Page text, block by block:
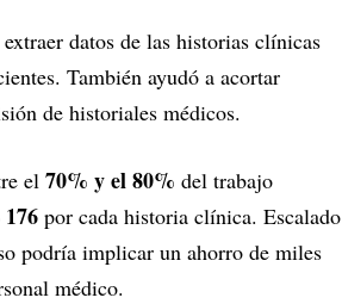
datos de las historias clínicas
También ayudó a acortar
de historiales médicos.
el 70% y el 80% del trabajo
por cada historia clínica. Escalado
podría implicar un ahorro de miles
médico.